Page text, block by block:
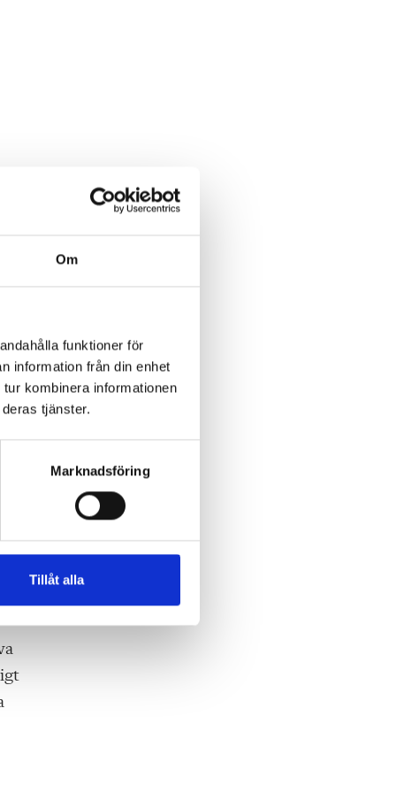
Om
funktioner för
information från din enhet
kombinera informationen
tjänster.
Marknadsföring
Tillåt alla